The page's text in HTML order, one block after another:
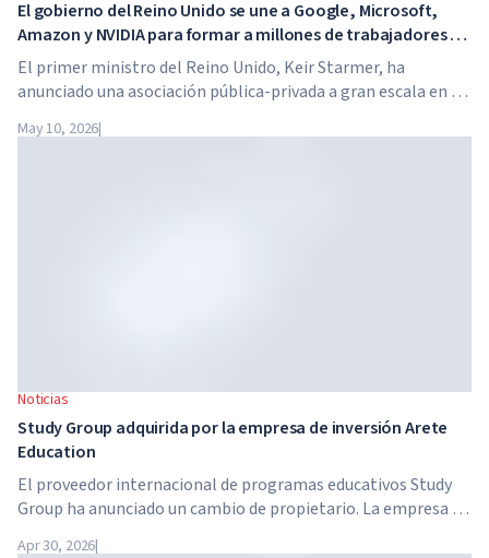
El gobierno del Reino Unido se une a Google, Microsoft,
Amazon y NVIDIA para formar a millones de trabajadores en
habilidades de IA
El primer ministro del Reino Unido, Keir Starmer, ha
anunciado una asociación pública-privada a gran escala en el
Amazon y NVIDIA, junto con el gobierno, lanzan un
May 10, 2026|
Noticias
Study Group adquirida por la empresa de inversión Arete
Education
El proveedor internacional de programas educativos Study
Group ha anunciado un cambio de propietario. La empresa ha
Apr 30, 2026|